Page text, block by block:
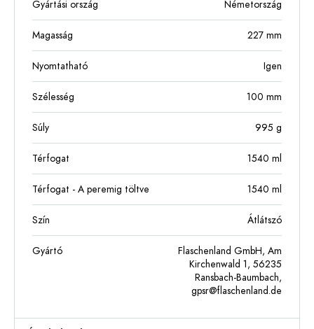
Gyártási ország Németország
Magasság 227 mm
Nyomtatható Igen
Szélesség 100 mm
Súly 995 g
Térfogat 1540 ml
Térfogat - A peremig töltve 1540 ml
Szín Átlátszó
Gyártó
Flaschenland GmbH, Am
Kirchenwald 1, 56235
Ransbach-Baumbach,
gpsr@flaschenland.de